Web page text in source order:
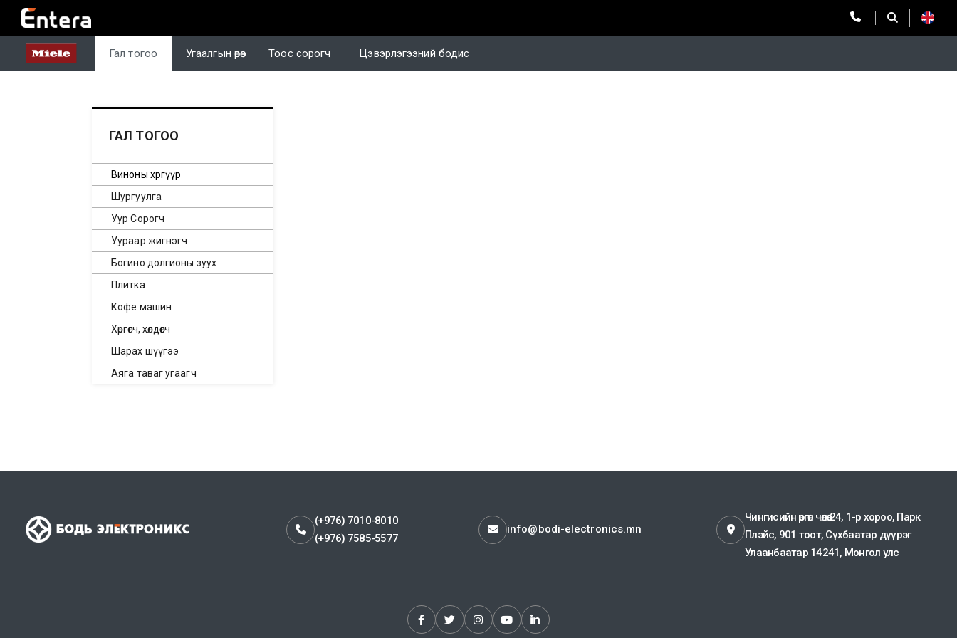
Гал тогоо Угаалгын өрөө Тоос сорогч Цэвэрлэгээний бодис
ГАЛ ТОГОО
Виноны хөргүүр
Шургуулга
Уур Сорогч
Уураар жигнэгч
Богино долгионы зуух
Плитка
Кофе машин
Хөргөгч, хөлдөөгч
Шарах шүүгээ
Аяга таваг угаагч
(+976) 7010-8010
(+976) 7585-5577
info@bodi-electronics.mn
Чингисийн өргөн чөлөө-24, 1-р хороо, Парк
Плэйс, 901 тоот, Сүхбаатар дүүрэг
Улаанбаатар 14241, Монгол улс